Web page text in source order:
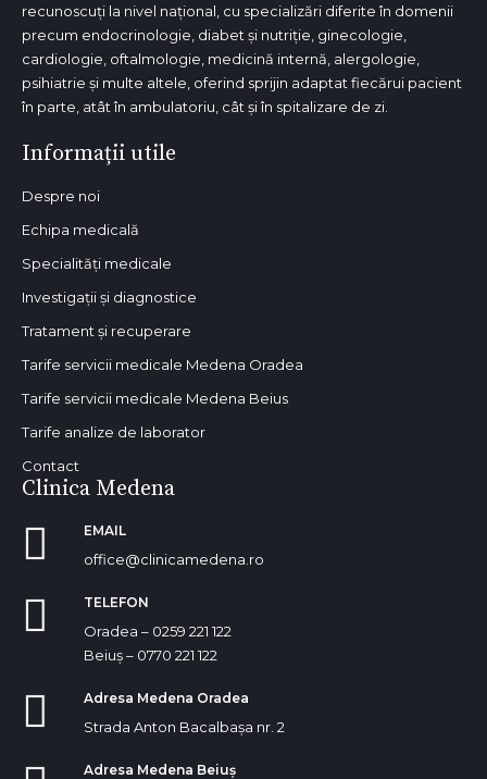
recunoscuți la nivel național, cu specializări diferite în domenii
precum endocrinologie, diabet și nutriție, ginecologie,
cardiologie, oftalmologie, medicină internă, alergologie,
psihiatrie și multe altele, oferind sprijin adaptat fiecărui pacient
în parte, atât în ambulatoriu, cât și în spitalizare de zi.
Informații utile
Despre noi
Echipa medicală
Specialități medicale
Investigații și diagnostice
Tratament și recuperare
Tarife servicii medicale Medena Oradea
Tarife servicii medicale Medena Beius
Tarife analize de laborator
Contact
Clinica Medena
EMAIL
office@clinicamedena.ro
TELEFON
Oradea – 0259 221 122
Beiuș – 0770 221 122
Adresa Medena Oradea
Strada Anton Bacalbașa nr. 2
Adresa Medena Beiuș